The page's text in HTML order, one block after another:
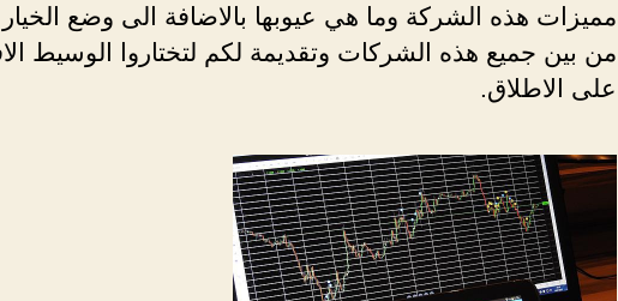
مميزات هذه الشركة وما هي عيوبها بالاضافة الى وضع
من بين جميع هذه الشركات وتقديمة لكم لتختاروا الوسيط
على الاطلاق.